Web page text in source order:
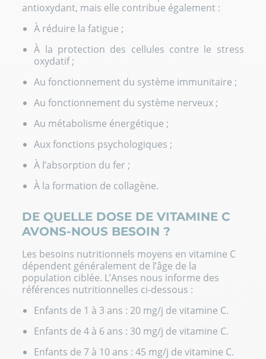
antioxydant, mais elle contribue également :
À réduire la fatigue ;
À la protection des cellules contre le stress
oxydatif ;
Au fonctionnement du système immunitaire ;
Au fonctionnement du système nerveux ;
Au métabolisme énergétique ;
Aux fonctions psychologiques ;
À l’absorption du fer ;
À la formation de collagène.
DE QUELLE DOSE DE VITAMINE C
AVONS-NOUS BESOIN ?
Les besoins nutritionnels moyens en vitamine C
dépendent généralement de l’âge de la
population ciblée. L’Anses nous informe des
références nutritionnelles ci-dessous :
Enfants de 1 à 3 ans : 20 mg/j de vitamine C.
Enfants de 4 à 6 ans : 30 mg/j de vitamine C.
Enfants de 7 à 10 ans : 45 mg/j de vitamine C.